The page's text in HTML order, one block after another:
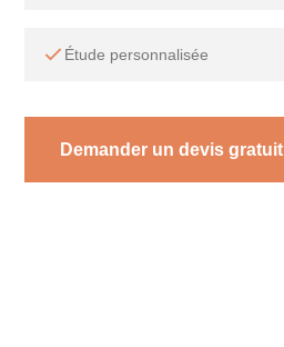
Étude personnalisée
Demander un devis gratuit